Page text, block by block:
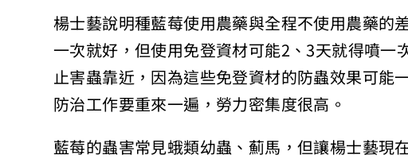
楊士藝說明種藍莓使用農藥與全程不使用農藥
一次就好，但使用免登資材可能2、3天就得噴
止害蟲靠近，因為這些免登資材的防蟲效果可能
防治工作要重來一遍，勞力密集度很高。
藍莓的蟲害常見蛾類幼蟲、薊馬，但讓楊士藝